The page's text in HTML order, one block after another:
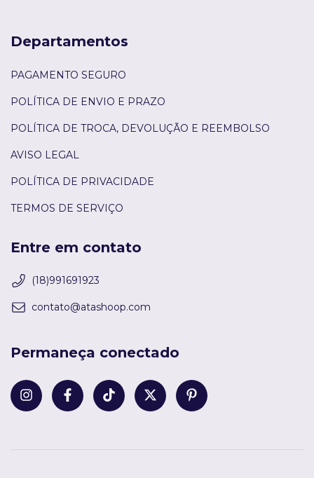
Departamentos
PAGAMENTO SEGURO
POLÍTICA DE ENVIO E PRAZO
POLÍTICA DE TROCA, DEVOLUÇÃO E REEMBOLSO
AVISO LEGAL
POLÍTICA DE PRIVACIDADE
TERMOS DE SERVIÇO
Entre em contato
(18)991691923
contato@atashoop.com
Permaneça conectado